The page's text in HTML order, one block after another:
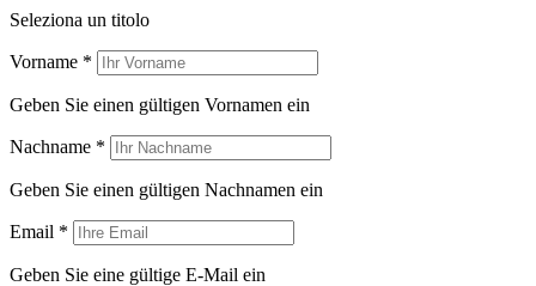
Seleziona un titolo
Vorname *
Geben Sie einen gültigen Vornamen ein
Nachname *
Geben Sie einen gültigen Nachnamen ein
Email *
Geben Sie eine gültige E-Mail ein